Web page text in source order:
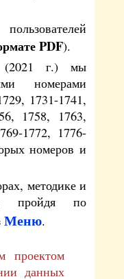
PDF).
(2021 г.) мы
номерами
1731-1741,
1758, 1763,
1772, 1776-
номеров и
методике и
пройдя по
Меню.
проектом
данных